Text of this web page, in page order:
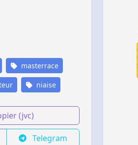
masterrace
niaise
(jvc)
Telegram